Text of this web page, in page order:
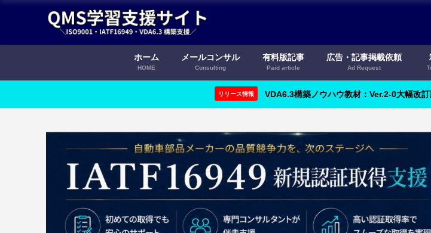
ホーム
HOME
メールコンサル
Consulting
有料版記事
Paid article
広告・記事掲載依頼
Ad Request
リリース情報 VDA6.3構築ノウハウ教材：Ver.2-0大幅改